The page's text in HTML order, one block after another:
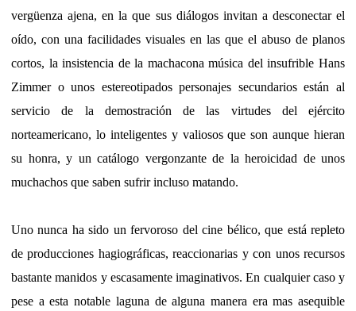
vergüenza ajena, en la que sus diálogos invitan a desconectar el
oído, con una facilidades visuales en las que el abuso de planos
cortos, la insistencia de la machacona música del insufrible Hans
Zimmer o unos estereotipados personajes secundarios están al
servicio de la demostración de las virtudes del ejército
norteamericano, lo inteligentes y valiosos que son aunque hieran
su honra, y un catálogo vergonzante de la heroicidad de unos
muchachos que saben sufrir incluso matando.
Uno nunca ha sido un fervoroso del cine bélico, que está repleto
de producciones hagiográficas, reaccionarias y con unos recursos
bastante manidos y escasamente imaginativos. En cualquier caso y
pese a esta notable laguna de alguna manera era mas asequible